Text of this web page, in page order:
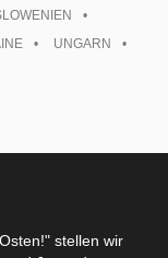
UNGARN
stellen wir